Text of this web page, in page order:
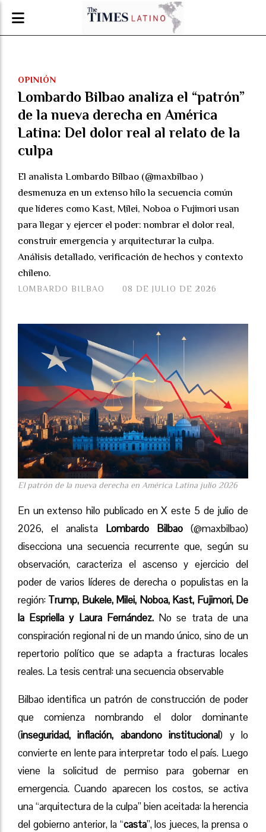
Lombardo Bilbao analiza el “patrón”
de la nueva derecha en América
Latina: Del dolor real al relato de la
culpa
El analista Lombardo Bilbao (@maxbilbao )
desmenuza en un extenso hilo la secuencia común
que líderes como Kast, Milei, Noboa o Fujimori usan
para llegar y ejercer el poder: nombrar el dolor real,
construir emergencia y arquitecturar la culpa.
Análisis detallado, verificación de hechos y contexto
chileno.
OPINIÓN
08 DE JULIO DE 2026
LOMBARDO BILBAO
El patrón de la nueva derecha en América Latina julio 2026
En un extenso hilo publicado en X este 5 de julio de
2026, el analista Lombardo Bilbao (@maxbilbao)
disecciona una secuencia recurrente que, según su
observación, caracteriza el ascenso y ejercicio del
poder de varios líderes de derecha o populistas en la
región: Trump, Bukele, Milei, Noboa, Kast, Fujimori, De
la Espriella y Laura Fernández.No se trata de una
conspiración regional ni de un mando único, sino de un
repertorio político que se adapta a fracturas locales
reales. La tesis central: una secuencia observable
Bilbao identifica un patrón de construcción de poder
que comienza nombrando el dolor dominante
(inseguridad, inflación, abandono institucional) y lo
convierte en lente para interpretar todo el país. Luego
viene la solicitud de permiso para gobernar en
emergencia. Cuando aparecen los costos, se activa
una “arquitectura de la culpa” bien aceitada: la herencia
del gobierno anterior, la “casta”, los jueces, la prensa o